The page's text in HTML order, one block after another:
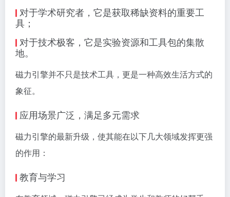
对于学术研究者，它是获取稀缺资料的重要工
具；
对于技术极客，它是实验资源和工具包的集散
地。
磁力引擎并不只是技术工具，更是一种高效生活方式的
象征。
应用场景广泛，满足多元需求
磁力引擎的最新升级，使其能在以下几大领域发挥更强
的作用：
教育与学习